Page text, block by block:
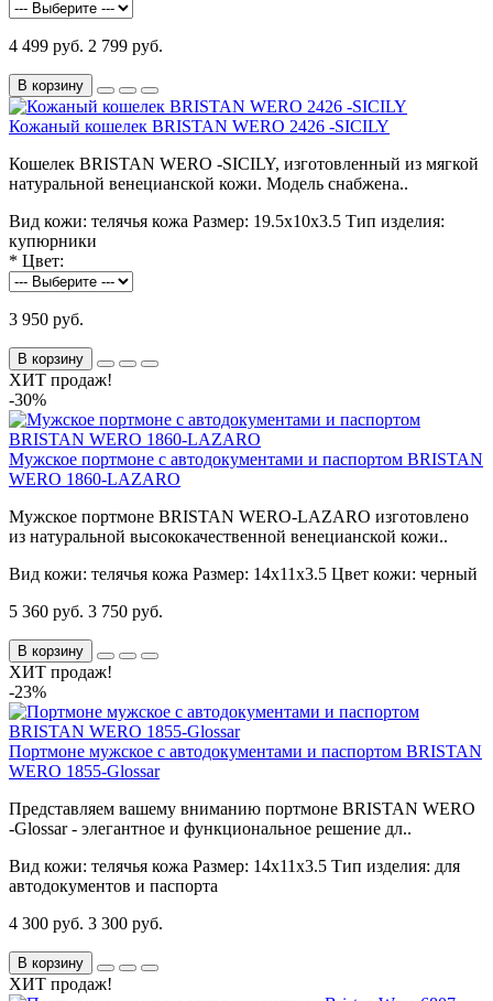
4 499 руб. 2 799 руб.
В корзину
Кожаный кошелек BRISTAN WERO 2426 -SICILY
Кошелек BRISTAN WERO -SICILY, изготовленный из мягкой
натуральной венецианской кожи. Модель снабжена..
Вид кожи: телячья кожа Размер: 19.5х10х3.5 Тип изделия:
купюрники
* Цвет:
3 950 руб.
В корзину
ХИТ продаж!
-30%
Мужское портмоне с автодокументами и паспортом BRISTAN
WERO 1860-LAZARO
Мужское портмоне BRISTAN WERO-LAZARO изготовлено
из натуральной высококачественной венецианской кожи..
Вид кожи: телячья кожа Размер: 14х11х3.5 Цвет кожи: черный
5 360 руб. 3 750 руб.
В корзину
ХИТ продаж!
-23%
Портмоне мужское с автодокументами и паспортом BRISTAN
WERO 1855-Glossar
Представляем вашему вниманию портмоне BRISTAN WERO
-Glossar - элегантное и функциональное решение дл..
Вид кожи: телячья кожа Размер: 14х11х3.5 Тип изделия: для
автодокументов и паспорта
4 300 руб. 3 300 руб.
В корзину
ХИТ продаж!